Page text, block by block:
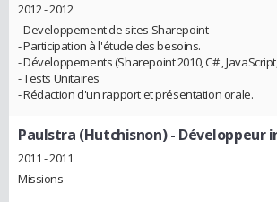
2012 - 2012
- Developpement de sites Sharepoint
- Participation à l'étude des besoins.
- Développements (Sharepoint 2010, C# ,
- Tests Unitaires
- Rédaction d'un rapport et présentation orale.
Paulstra (Hutchisnon)- Développeur
2011 - 2011
Missions